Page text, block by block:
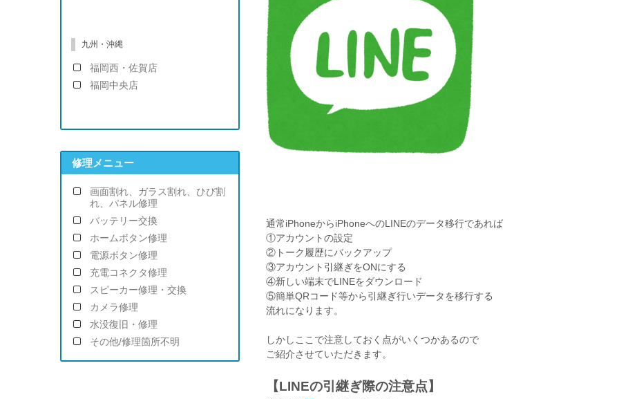
通常iPhoneからiPhoneへのLINEのデータ移行であれば
①アカウントの設定
②トーク履歴にバックアップ
③アカウント引継ぎをONにする
④新しい端末でLINEをダウンロード
⑤簡単QRコード等から引継ぎ行いデータを移行する
流れになります。
しかしここで注意しておく点がいくつかあるので
ご紹介させていただきます。
【LINEの引継ぎ際の注意点】
九州・沖縄
福岡西・佐賀店
福岡中央店
修理メニュー
画面割れ、ガラス割れ、ひび割
れ、パネル修理
バッテリー交換
ホームボタン修理
電源ボタン修理
充電コネクタ修理
スピーカー修理・交換
カメラ修理
水没復旧・修理
その他/修理箇所不明